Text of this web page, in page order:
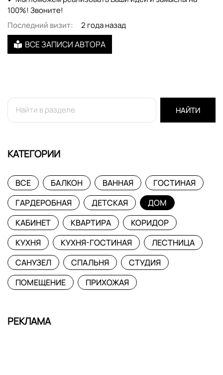
100%! Звоните!
Последний визит:
2 года назад
ВСЕ ЗАПИСИ АВТОРА
НАЙТИ
КАТЕГОРИИ
ВСЕ БАЛКОН ВАННАЯ
ГОСТИНАЯ
ГАРДЕРОБНАЯ
ДЕТСКАЯ
ДОМ
КАБИНЕТ
КВАРТИРА
КОРИДОР
КУХНЯ
КУХНЯ-ГОСТИНАЯ
ЛЕСТНИЦА
САНУЗЕЛ
СПАЛЬНЯ
СТУДИЯ
ПОМЕЩЕНИЕ
ПРИХОЖАЯ
РЕКЛАМА